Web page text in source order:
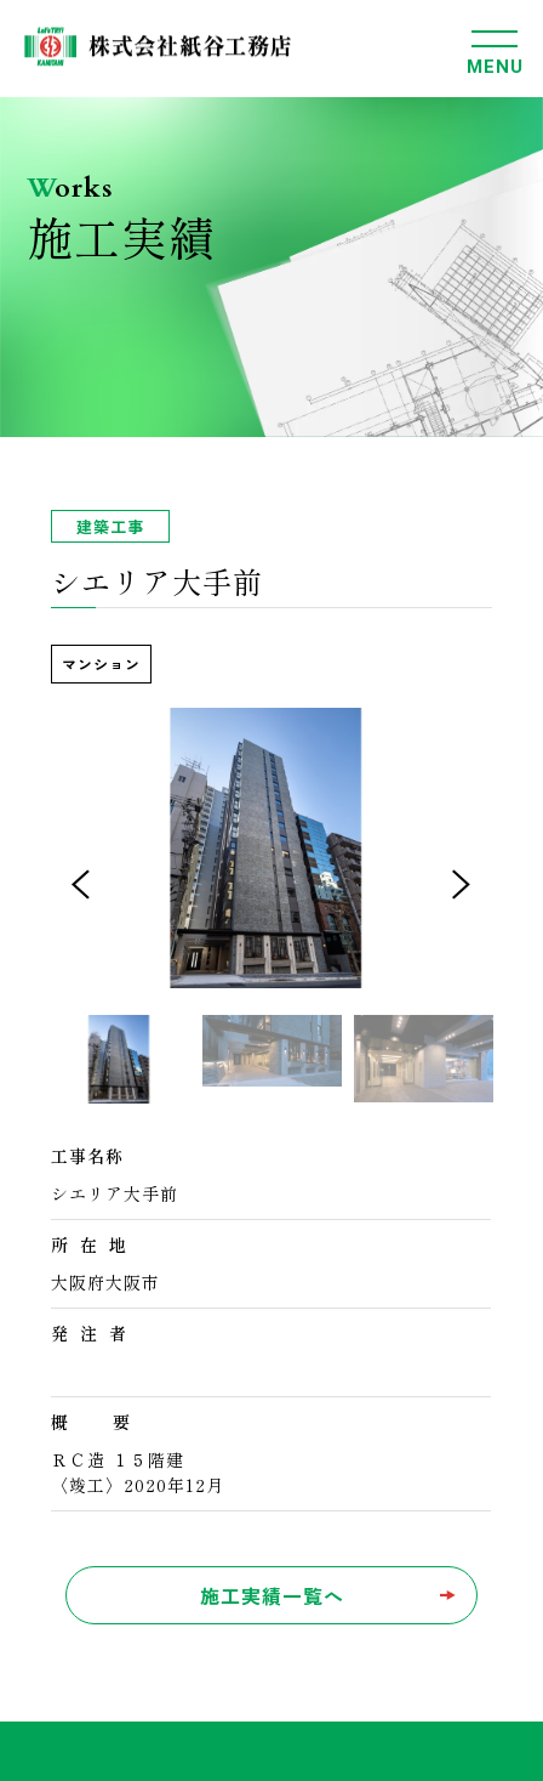
MENU
Works
施工実績
建築工事
シエリア大手前
マンション
工事名称
シエリア大手前
所 在 地
大阪府大阪市
発 注 者
概 要
ＲＣ造 １５階建
〈竣工〉2020年12月
施工実績一覧へ